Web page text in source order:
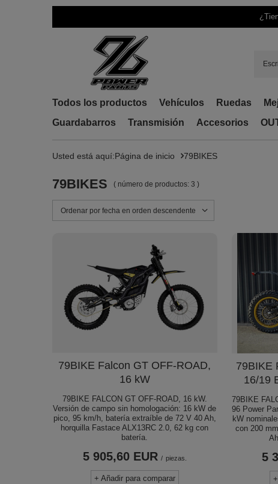
Todos los productos Vehículos Ruedas
Guardabarros
Transmisión Accesorios
Usted está aquí:Página de inicio 79BIKES
79BIKES ( número de productos: 3 )
Cambiar la clasificación
Ordenar por fecha en orden descendente
79BIKE Falcon GT OFF-ROAD,
16 kW
79BIKE FALCON GT OFF-ROAD, 16 kW.
Versión de campo sin homologación: 16 kW de
pico, 95 km/h, batería extraíble de 72 V 40 Ah,
horquilla Fastace ALX13RC 2.0, 62 kg con
batería.
5 905,60 EUR / piezas.
+ Añadir para comparar
79BIKE
16/19
79BIKE
96 Power
kW
con 200
5